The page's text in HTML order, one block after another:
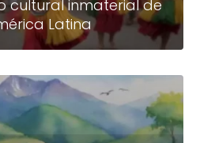
cultural inmaterial de
Latina